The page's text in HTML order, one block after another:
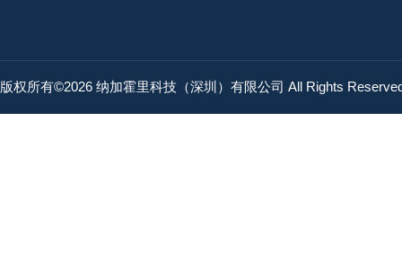
版权所有©2026 纳加霍里科技（深圳）有限公司 All Rights